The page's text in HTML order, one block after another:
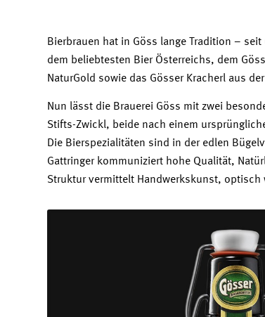
Bierbrauen hat in Göss lange Tradition –
dem beliebtesten Bier Österreichs, dem
NaturGold sowie das Gösser Kracherl aus
Nun lässt die Brauerei Göss mit zwei
Stifts-Zwickl, beide nach einem
Die Bierspezialitäten sind in der edlen
Gattringer kommuniziert hohe Qualität,
Struktur vermittelt Handwerkskunst, optisch